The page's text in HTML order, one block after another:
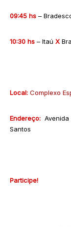
09:45 hs –
10:30 hs – Itaú X
Local: Complexo
Endereço:
Santos
Participe!